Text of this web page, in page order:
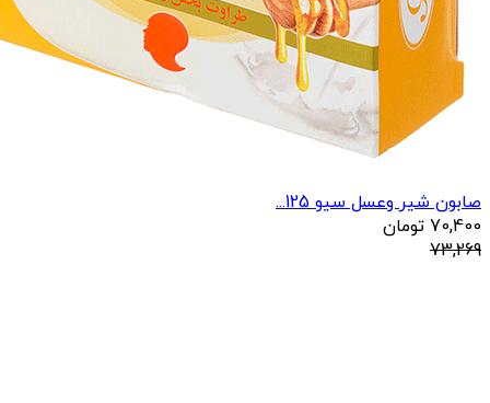
صابون شیر وعسل سیو 125...
70,400 تومان
73,269